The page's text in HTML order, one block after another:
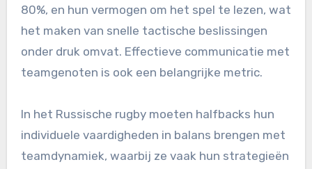
80%, en hun vermogen om het spel te lezen, wat
het maken van snelle tactische beslissingen
onder druk omvat. Effectieve communicatie met
teamgenoten is ook een belangrijke metric.
In het Russische rugby moeten halfbacks hun
individuele vaardigheden in balans brengen met
teamdynamiek, waarbij ze vaak hun strategieën